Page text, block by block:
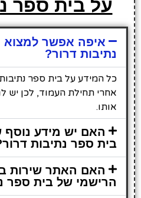
על בית ספר
איפה אפשר למצוא
נתיבות דרור?
כל המידע על בית ספר
אחרי תחילת העמוד, לכן יש
אותו.
האם יש מידע נוסף
בית ספר נתיבות דרור?
האם האתר שירות
הרישמי של בית ספר